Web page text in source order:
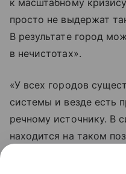
просто не выдержат
В результате город
в нечистотах».
«У всех городов
системы и везде есть
речному источнику. В
находится на таком